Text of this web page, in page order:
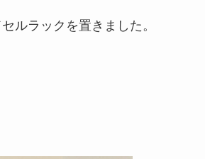
ルラックを置きました。